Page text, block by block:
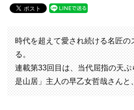
c
e
b
o
o
k
tt
er
e
時代を超えて愛され続ける名匠の
る。
連載第33回目は、当代屈指の天ぷ
是山居」主人の早乙女哲哉さんと